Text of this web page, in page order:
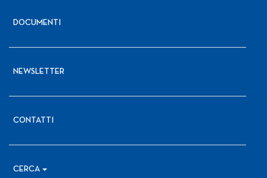
DOCUMENTI
NEWSLETTER
CONTATTI
CERCA